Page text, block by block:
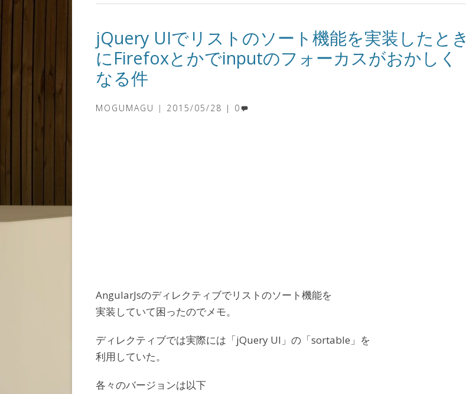
jQuery UIでリストのソート機能を実装したとき
にFirefoxとかでinputのフォーカスがおかしく
なる件
MOGUMAGU 2015/05/28 0
AngularJsのディレクティブでリストのソート機能を
実装していて困ったのでメモ。
ディレクティブでは実際には「jQuery UI」の「sortable」を
利用していた。
各々のバージョンは以下